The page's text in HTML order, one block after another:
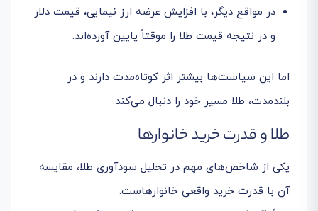
در مواقع دیگر، با افزایش عرضه ارز نیمایی، قیمت دلار
و در نتیجه قیمت طلا را موقتاً پایین آورده‌اند.
اما این سیاست‌ها بیشتر اثر کوتاه‌مدت دارند و در
بلندمدت، طلا مسیر خود را دنبال می‌کند.
طلا و قدرت خرید خانوارها
یکی از شاخص‌های مهم در تحلیل سودآوری طلا، مقایسه
آن با قدرت خرید واقعی خانوارهاست.